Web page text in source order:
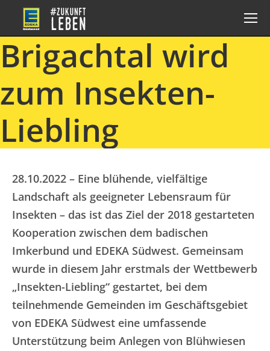
Brigachtal wird
zum Insekten-
Liebling
28.10.2022 – Eine blühende, vielfältige
Landschaft als geeigneter Lebensraum für
Insekten – das ist das Ziel der 2018 gestarteten
Kooperation zwischen dem badischen
Imkerbund und EDEKA Südwest. Gemeinsam
wurde in diesem Jahr erstmals der Wettbewerb
„Insekten-Liebling“ gestartet, bei dem
teilnehmende Gemeinden im Geschäftsgebiet
von EDEKA Südwest eine umfassende
Unterstützung beim Anlegen von Blühwiesen